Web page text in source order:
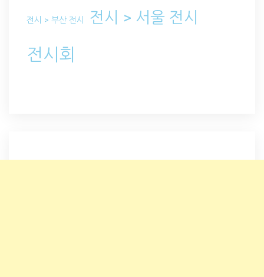
전시 > 부산 전시 전시 > 서울 전시
전시회